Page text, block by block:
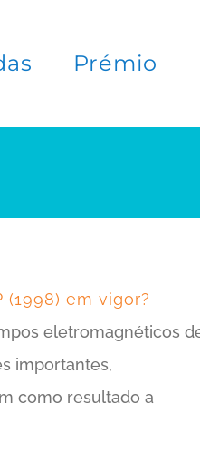
Prémio
(1998) em vigor?
eletromagnéticos
importantes,
como resultado a